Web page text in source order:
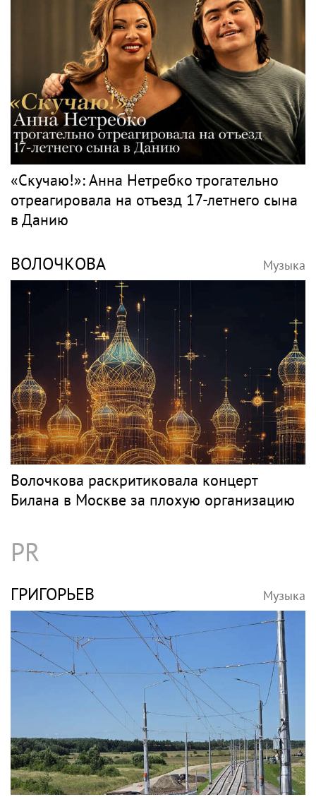
«Скучаю!»: Анна Нетребко трогательно
отреагировала на отъезд 17-летнего сына
в Данию
ВОЛОЧКОВА Музыка
Волочкова раскритиковала концерт
Билана в Москве за плохую организацию
PR
ГРИГОРЬЕВ Музыка